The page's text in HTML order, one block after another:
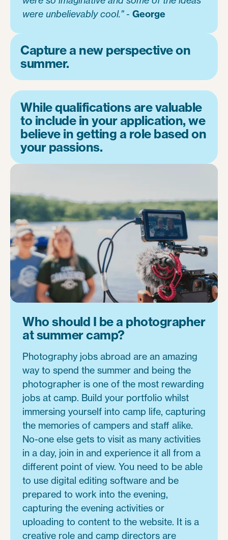
were unbelievably cool." - George
Capture a new perspective on
summer.
While qualifications are valuable
to include in your application, we
believe in getting a role based on
your passions.
Who should I be a photographer
at summer camp?
Photography jobs abroad are an amazing
way to spend the summer and being the
photographer is one of the most rewarding
jobs at camp. Build your portfolio whilst
immersing yourself into camp life, capturing
the memories of campers and staff alike.
No-one else gets to visit as many activities
in a day, join in and experience it all from a
different point of view. You need to be able
to use digital editing software and be
prepared to work into the evening,
capturing the evening activities or
uploading to content to the website. It is a
creative role and camp directors are